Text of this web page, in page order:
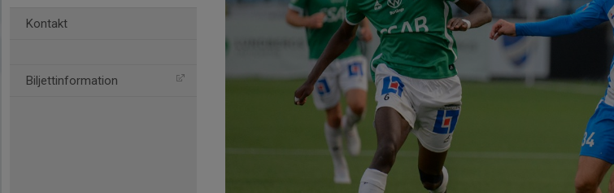
Kontakt
Biljettinformation